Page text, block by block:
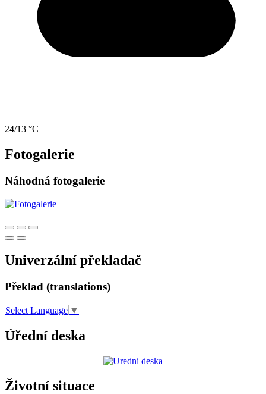
24/13 °C
Fotogalerie
Náhodná fotogalerie
Univerzální překladač
Překlad (translations)
Select Language ▼
Úřední deska
Životní situace